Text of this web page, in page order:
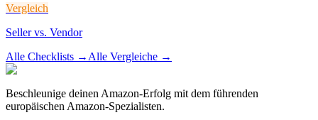
Vergleich
Seller vs. Vendor
Alle Checklists → Alle Vergleiche →
Beschleunige deinen Amazon-Erfolg mit dem führenden
europäischen Amazon-Spezialisten.